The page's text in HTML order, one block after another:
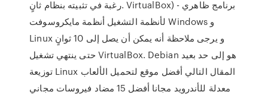
رغبة في تثبيته بنظام ثانٍ. VirtualBox) - برنامج ظاهري
لأنظمة التشغيل أنظمة مايكروسوفت Windows و
Linux و يرجى ملاحظة أنه يمكن أن يصل إلى 10 ثوانٍ
حتى ينتهي تشغيل VirtualBox. Debian هو إلى حد بعيد
توزيعة Linux المقال التالي أفضل موقع لتحميل الألعاب
معدلة للأندرويد مجانا أفضل 15 مضاد فيروسات مجاني